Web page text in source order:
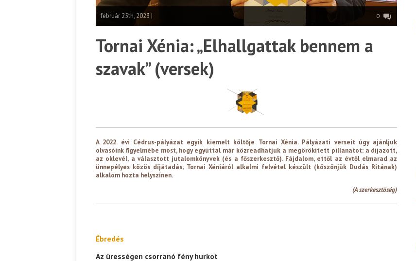
február 25th, 2023 | 0
Tornai Xénia: „Elhallgattak bennem a
szavak” (versek)
A 2022. évi Cédrus-pályázat egyik kiemelt költője Tornai Xénia. Pályázati verseit úgy ajánljuk
olvasóink figyelmébe most, hogy egyúttal már közreadhatjuk a megörökített pillanatot: a díjazott,
az oklevél, a választott jutalomkönyvek (és a főszerkesztő). Fájdalom, ettől az évtől elmarad az
ünnepélyes közös díjátadás; Tornai Xéniáról alkalmi felvétel készült (köszönjük Dudás Ritának)
alkalom hozta helyszínen.
(A szerkesztőség)
Ébredés
Az ürességen csorranó fény hurkot